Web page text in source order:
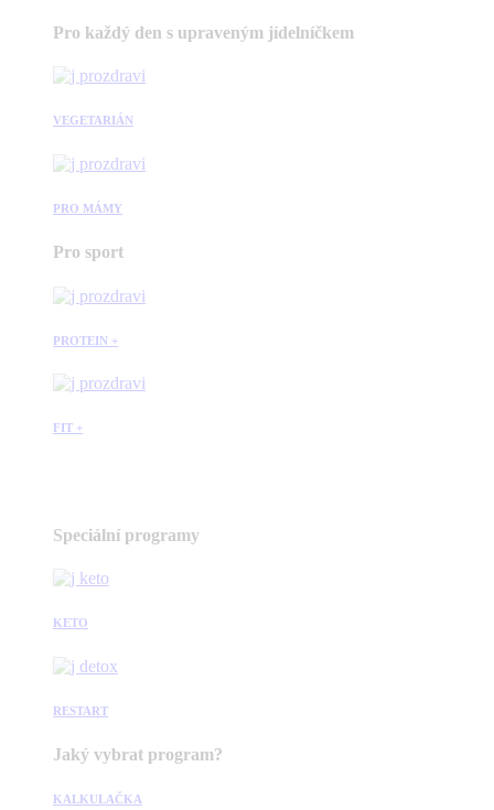
Pro každý den s upraveným jídelníčkem
VEGETARIÁN
PRO MÁMY
Pro sport
PROTEIN +
FIT +
Speciální programy
KETO
RESTART
Jaký vybrat program?
KALKULAČKA